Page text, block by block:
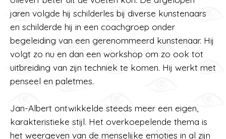
jaren volgde hij schilderles bij diverse kunstenaars
en schilderde hij in een coachgroep onder
begeleiding van een gerenommeerd kunstenaar. Hij
volgt zo nu en dan een workshop om zo ook tot
uitbreiding van zijn techniek te komen. Hij werkt met
penseel en paletmes.
Jan-Albert ontwikkelde steeds meer een eigen,
karakteristieke stijl. Het overkoepelende thema is
het weergeven van de menselijke emoties in al zijn